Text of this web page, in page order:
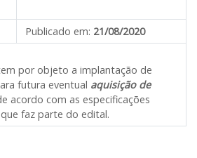
Publicado em: 21/08/2020
por objeto a implantação de
futura eventual aquisição de
acordo com as especificações
faz parte do edital.